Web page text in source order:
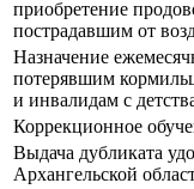
приобретение
пострадавшим от
Назначение
потерявшим
и инвалидам с
Коррекционное
Выдача дубликата
Архангельской